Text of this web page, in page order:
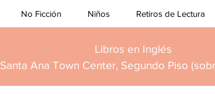
No Ficción Niños Retiros de Lectura
Libros en Inglés
Santa Ana Town Center, Segundo Piso